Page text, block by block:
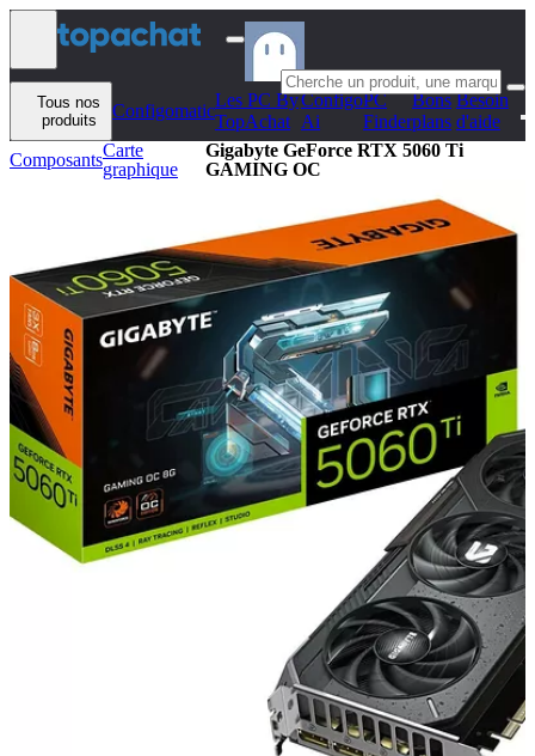
Aller au contenu
Tous nos
produits
Configomatic
Les PC By
TopAchat
Configo
Ai
PC
Finder
Bons
plans
Besoin
d'aide
ComposantsCarte
graphique
Gigabyte GeForce RTX 5060 Ti
GAMING OC